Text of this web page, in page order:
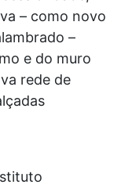
– como novo
–
e do muro
rede de